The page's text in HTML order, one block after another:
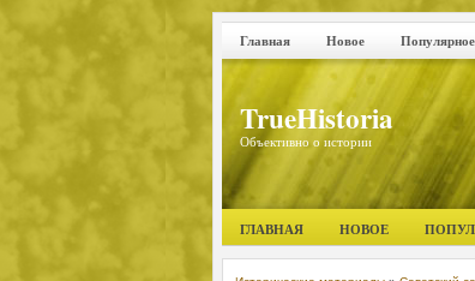
Главная Новое Популярное
TrueHistoria
Объективно о истории
ГЛАВНАЯ НОВОЕ